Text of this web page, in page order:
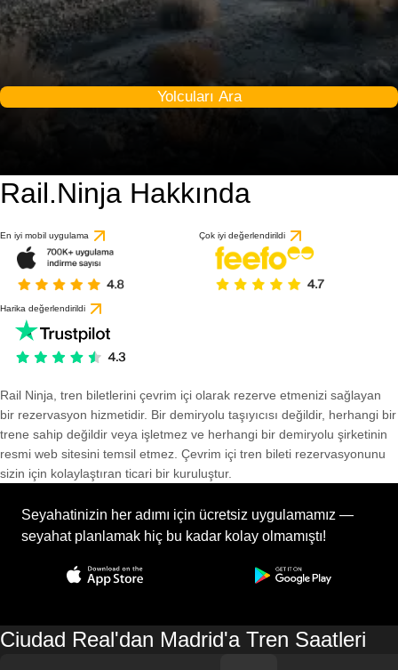
Yolcuları Ara
Rail.Ninja Hakkında
En iyi mobil uygulama Çok iyi değerlendirildi
Harika değerlendirildi
Rail Ninja, tren biletlerini çevrim içi olarak rezerve etmenizi sağlayan
bir rezervasyon hizmetidir. Bir demiryolu taşıyıcısı değildir, herhangi bir
trene sahip değildir veya işletmez ve herhangi bir demiryolu şirketinin
resmi web sitesini temsil etmez. Çevrim içi tren bileti rezervasyonunu
sizin için kolaylaştıran ticari bir kuruluştur.
Seyahatinizin her adımı için ücretsiz uygulamamız —
seyahat planlamak hiç bu kadar kolay olmamıştı!
Ciudad Real'dan Madrid'a Tren Saatleri